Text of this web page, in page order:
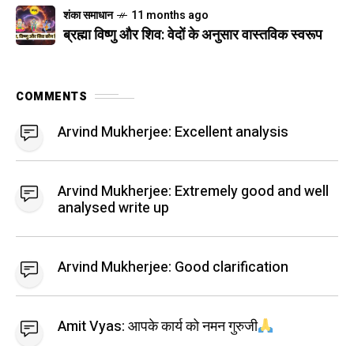
शंका समाधान 11 months ago
ब्रह्मा विष्णु और शिव: वेदों के अनुसार वास्तविक स्वरूप
COMMENTS
Arvind Mukherjee: Excellent analysis
Arvind Mukherjee: Extremely good and well
analysed write up
Arvind Mukherjee: Good clarification
Amit Vyas:आपके कार्य को नमन गुरुजी